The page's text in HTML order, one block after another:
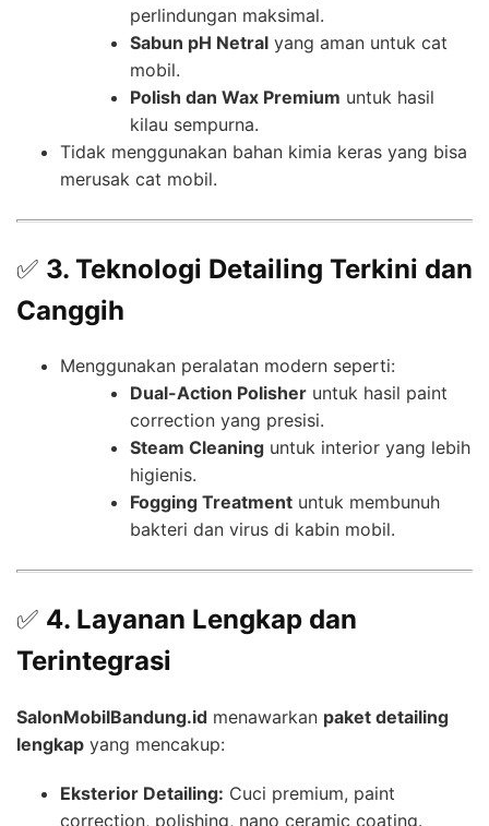
perlindungan maksimal.
Sabun pH Netral yang aman untuk cat
mobil.
Polish dan Wax Premium untuk hasil
kilau sempurna.
Tidak menggunakan bahan kimia keras yang bisa
merusak cat mobil.
✅ 3. Teknologi Detailing Terkini dan
Canggih
Menggunakan peralatan modern seperti:
Dual-Action Polisher untuk hasil paint
correction yang presisi.
Steam Cleaning untuk interior yang lebih
higienis.
Fogging Treatment untuk membunuh
bakteri dan virus di kabin mobil.
✅ 4. Layanan Lengkap dan
Terintegrasi
SalonMobilBandung.id menawarkan paket detailing
lengkap yang mencakup:
Eksterior Detailing: Cuci premium, paint
correction, polishing, nano ceramic coating.